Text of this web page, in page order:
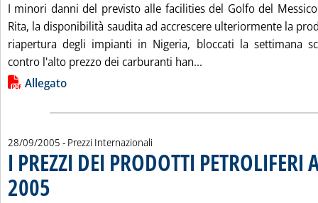
I minori danni del previsto alle facilities del Golfo del
Rita, la disponibilità saudita ad accrescere ulteriormente la
riapertura degli impianti in Nigeria, bloccati la settimana
contro l'alto prezzo dei carburanti han...
Lista allegati PDF alla notizia
Allegato
28/09/2005 - Prezzi Internazionali
I PREZZI DEI PRODOTTI PETROLIFERI
2005